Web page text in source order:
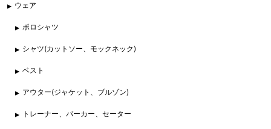
ウェア
ポロシャツ
シャツ(カットソー、モックネック)
ベスト
アウター(ジャケット、ブルゾン)
トレーナー、パーカー、セーター